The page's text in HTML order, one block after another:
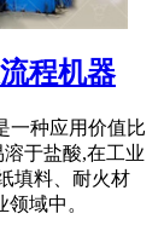
程机器
一种应用价值比
于盐酸,在工业
填料、耐火材
域中。